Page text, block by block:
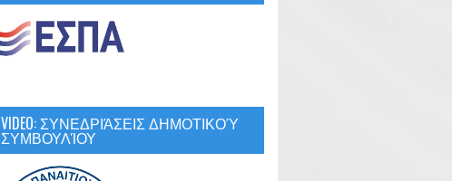
VIDEO: ΣΥΝΕΔΡΙΆΣΕΙΣ ΔΗΜΟΤΙΚΟΎ
ΣΥΜΒΟΥΛΊΟΥ